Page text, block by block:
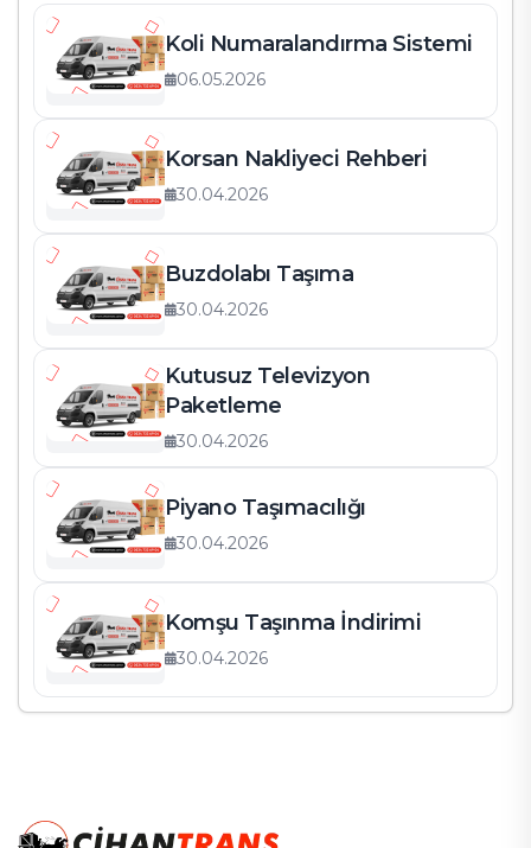
Koli Numaralandırma Sistemi
06.05.2026
Korsan Nakliyeci Rehberi
30.04.2026
Buzdolabı Taşıma
30.04.2026
Kutusuz Televizyon
Paketleme
30.04.2026
Piyano Taşımacılığı
30.04.2026
Komşu Taşınma İndirimi
30.04.2026